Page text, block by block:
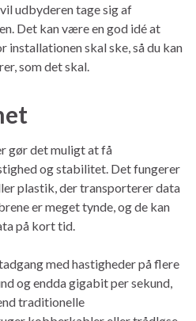
udbyderen tage sig af
Det kan være en god idé at
installationen skal ske, så du kan
som det skal.
gør det muligt at få
og stabilitet. Det fungerer
plastik, der transporterer data
er meget tynde, og de kan
på kort tid.
med hastigheder på flere
og endda gigabit per sekund,
traditionelle